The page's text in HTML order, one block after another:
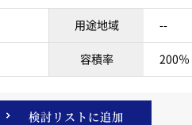
用途地域 --
容積率 200％
検討リスト に追加